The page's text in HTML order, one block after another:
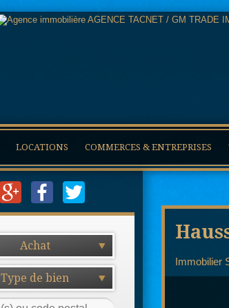
LOCATIONS COMMERCES & ENTREPRISES
Achat
Type de bien
Immobilier